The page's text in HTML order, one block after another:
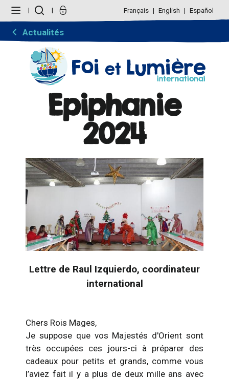
contenu.
navigation
personnels
Français English Español
Actualités
Epiphanie
2024
Lettre de Raul Izquierdo, coordinateur
international
Chers Rois Mages,
Je suppose que vos Majestés d'Orient sont
très occupées ces jours-ci à préparer des
cadeaux pour petits et grands, comme vous
l’aviez fait il y a plus de deux mille ans avec